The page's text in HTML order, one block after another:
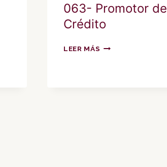
063- Promotor de
Crédito
LEER MÁS 063-